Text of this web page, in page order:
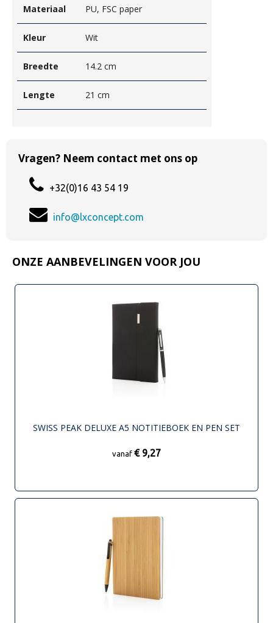
Materiaal PU, FSC paper
Kleur Wit
Breedte 14.2 cm
Lengte 21 cm
Vragen? Neem contact met ons op
+32(0)16 43 54 19
info@lxconcept.com
ONZE AANBEVELINGEN VOOR JOU
SWISS PEAK DELUXE A5 NOTITIEBOEK EN PEN SET
vanaf € 9,27